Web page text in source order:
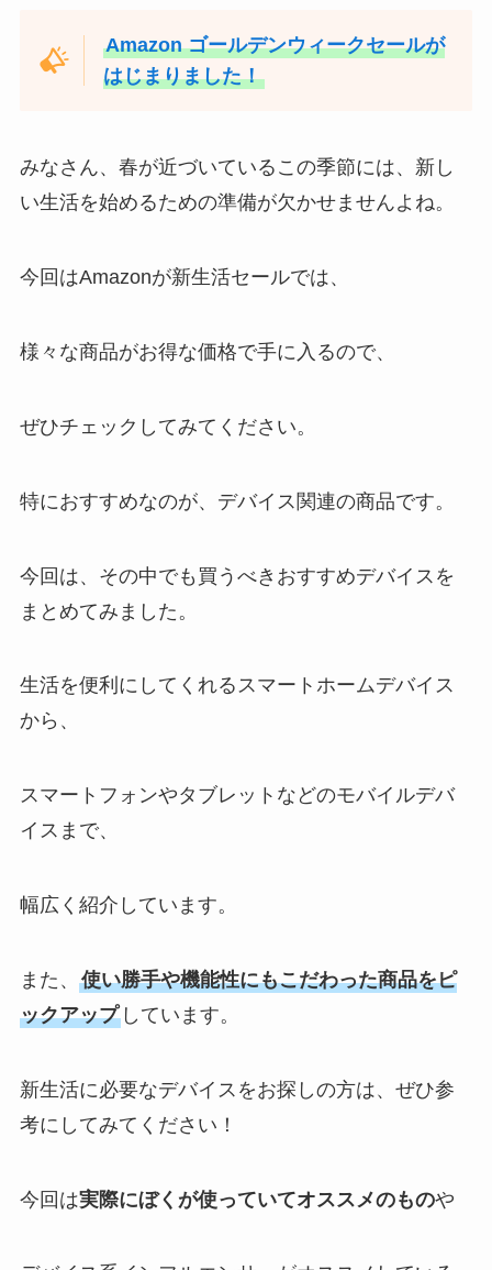
Amazon ゴールデンウィークセールが
はじまりました！
みなさん、春が近づいているこの季節には、新し
い生活を始めるための準備が欠かせませんよね。
今回はAmazonが新生活セールでは、
様々な商品がお得な価格で手に入るので、
ぜひチェックしてみてください。
特におすすめなのが、デバイス関連の商品です。
今回は、その中でも買うべきおすすめデバイスを
まとめてみました。
生活を便利にしてくれるスマートホームデバイス
から、
スマートフォンやタブレットなどのモバイルデバ
イスまで、
幅広く紹介しています。
また、 使い勝手や機能性にもこだわった商品をピ
ックアップしています。
新生活に必要なデバイスをお探しの方は、ぜひ参
考にしてみてください！
今回は実際にぼくが使っていてオススメのものや